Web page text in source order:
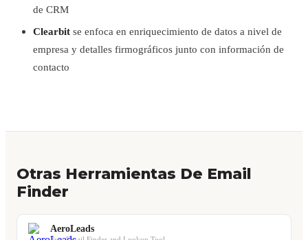
de CRM
Clearbit se enfoca en enriquecimiento de datos a nivel de
empresa y detalles firmográficos junto con información de
contacto
Otras Herramientas De Email
Finder
AeroLeads